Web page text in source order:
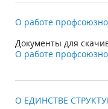
О работе
Документы для
О работе
О ЕДИНСТВЕ